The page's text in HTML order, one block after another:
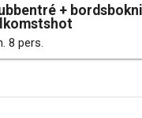
+
8 pers.